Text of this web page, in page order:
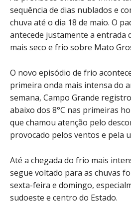
sequência de dias nublados e
chuva até o dia 18 de maio. O
antecede justamente a entrada
mais seco e frio sobre Mato
O novo episódio de frio
primeira onda mais intensa do
semana, Campo Grande
abaixo dos 8°C nas primeiras
que chamou atenção pelo
provocado pelos ventos e pela
Até a chegada do frio mais
segue voltado para as chuvas
sexta-feira e domingo,
sudoeste e centro do Estado.